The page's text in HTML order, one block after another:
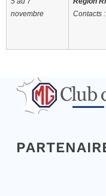
novembre
Contacts